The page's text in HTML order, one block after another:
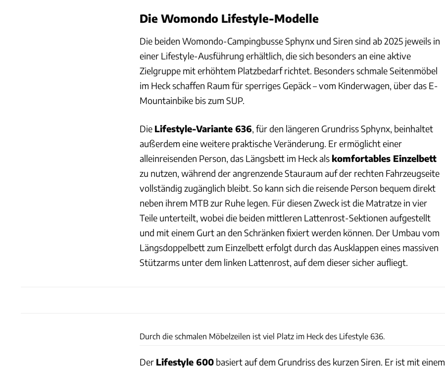
Die Womondo Lifestyle-Modelle
Die beiden Womondo-Campingbusse Sphynx und Siren sind ab 2025 jeweils in
einer Lifestyle-Ausführung erhältlich, die sich besonders an eine aktive
Zielgruppe mit erhöhtem Platzbedarf richtet. Besonders schmale Seitenmöbel
im Heck schaffen Raum für sperriges Gepäck – vom Kinderwagen, über das E-
Mountainbike bis zum SUP.
Die Lifestyle-Variante 636 , für den längeren Grundriss Sphynx, beinhaltet
außerdem eine weitere praktische Veränderung. Er ermöglicht einer
alleinreisenden Person, das Längsbett im Heck als komfortables Einzelbett
zu nutzen, während der angrenzende Stauraum auf der rechten Fahrzeugseite
vollständig zugänglich bleibt. So kann sich die reisende Person bequem direkt
neben ihrem MTB zur Ruhe legen. Für diesen Zweck ist die Matratze in vier
Teile unterteilt, wobei die beiden mittleren Lattenrost-Sektionen aufgestellt
und mit einem Gurt an den Schränken fixiert werden können. Der Umbau vom
Längsdoppelbett zum Einzelbett erfolgt durch das Ausklappen eines massiven
Stützarms unter dem linken Lattenrost, auf dem dieser sicher aufliegt.
Durch die schmalen Möbelzeilen ist viel Platz im Heck des Lifestyle 636.
Der Lifestyle 600 basiert auf dem Grundriss des kurzen Siren. Er ist mit einem